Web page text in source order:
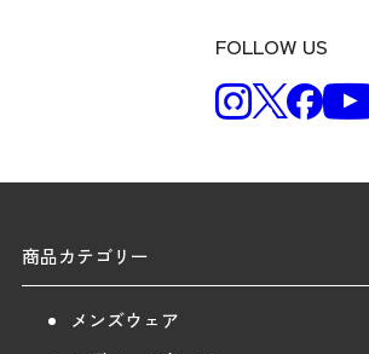
FOLLOW US
商品カテゴリー
メンズウェア